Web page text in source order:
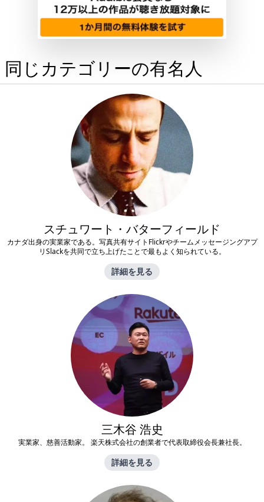
同じカテゴリーの有名人
スチュワート・バターフィールド
カナダ出身の実業家である。写真共有サイトFlickrやチームメッセージングアプ
リSlackを共同で立ち上げたことで最もよく知られている。
詳細を見る
三木谷 浩史
実業家、慈善活動家。 楽天株式会社の創業者で代表取締役会長兼社長。
詳細を見る